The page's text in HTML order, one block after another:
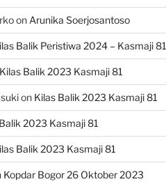
on Arunika Soerjosantoso
Balik Peristiwa 2024 – Kasmaji 81
Kilas Balik 2023 Kasmaji 81
on Kilas Balik 2023 Kasmaji 81
2023 Kasmaji 81
Balik 2023 Kasmaji 81
Kopdar Bogor 26 Oktober 2023